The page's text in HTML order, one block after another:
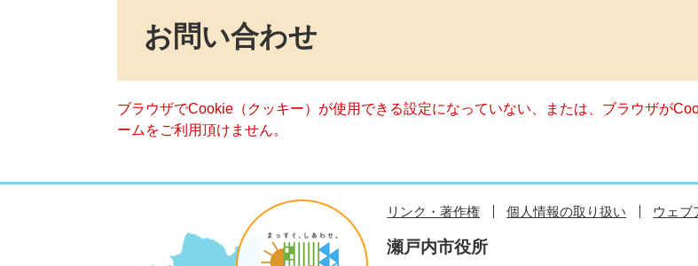
お問い合わせ
ブラウザでCookie（クッキー）が使用できる設定になっていない、または、ブラウザが
ームをご利用頂けません。
リンク・著作権 個人情報の取り扱い ウェブ
瀬戸内市役所